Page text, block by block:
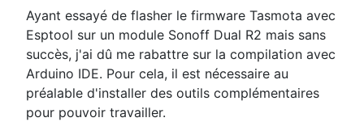
Ayant essayé de flasher le firmware Tasmota avec
Esptool sur un module Sonoff Dual R2 mais sans
succès, j'ai dû me rabattre sur la compilation avec
Arduino IDE. Pour cela, il est nécessaire au
préalable d'installer des outils complémentaires
pour pouvoir travailler.